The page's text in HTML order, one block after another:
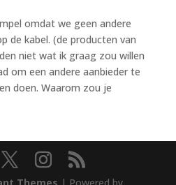
omdat we geen andere
de kabel. (de producten van
niet wat ik graag zou willen
om een andere aanbieder te
doen. Waarom zou je